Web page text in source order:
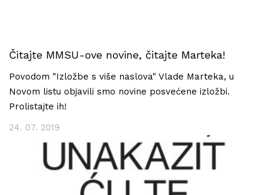
Čitajte MMSU-ove novine, čitajte Marteka!
Povodom "Izložbe s više naslova" Vlade Marteka, u
Novom listu objavili smo novine posvećene izložbi.
Prolistajte ih!
24. 07. 2019